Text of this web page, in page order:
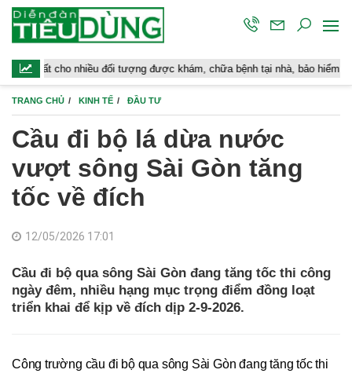
đối tượng được khám, chữa bệnh tại nhà, bảo hiểm y tế chi trả
TRANG CHỦ KINH TẾ ĐẦU TƯ
Cầu đi bộ lá dừa nước
vượt sông Sài Gòn tăng
tốc về đích
12/05/2026 17:01
Cầu đi bộ qua sông Sài Gòn đang tăng tốc thi công
ngày đêm, nhiều hạng mục trọng điểm đồng loạt
triển khai để kịp về đích dịp 2-9-2026.
Công trường cầu đi bộ qua sông Sài Gòn đang tăng tốc thi